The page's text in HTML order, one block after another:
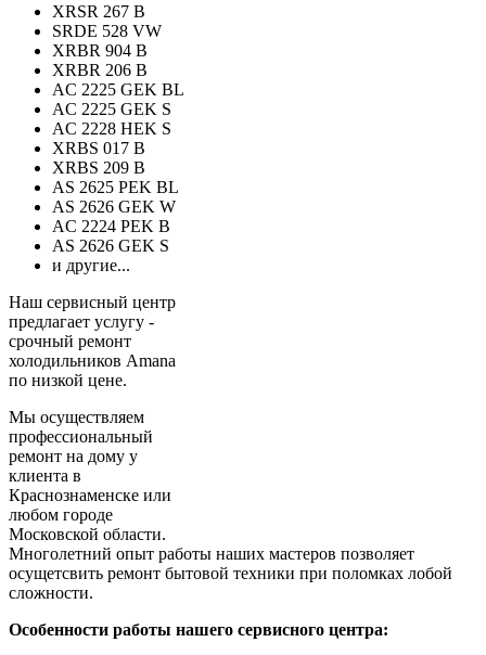
XRSR 267 B
SRDE 528 VW
XRBR 904 B
XRBR 206 B
AC 2225 GEK BL
AC 2225 GEK S
AC 2228 HEK S
XRBS 017 B
XRBS 209 B
AS 2625 PEK BL
AS 2626 GEK W
AC 2224 PEK B
AS 2626 GEK S
и другие...
Наш сервисный центр
предлагает услугу -
срочный ремонт
холодильников Amana
по низкой цене.
Мы осуществляем
профессиональный
ремонт на дому у
клиента в
Краснознаменске или
любом городе
Московской области.
Многолетний опыт работы наших мастеров позволяет
осущетсвить ремонт бытовой техники при поломках лобой
сложности.
Особенности работы нашего сервисного центра: